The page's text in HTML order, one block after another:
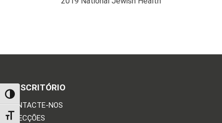
TOGGLE HIGH CONTRAST
TOGGLE FONT SIZE
O ESCRITÓRIO
CONTACTE-NOS
DIRECÇÕES